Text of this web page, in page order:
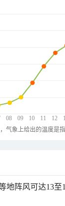
08 09 10 11 12
气象上给出的温度是
地阵风可达13至